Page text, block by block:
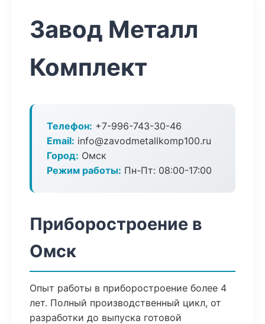
Завод Металл
Комплект
Телефон: +7-996-743-30-46
Email: info@zavodmetallkomp100.ru
Город: Омск
Режим работы: Пн-Пт: 08:00-17:00
Приборостроение в
Омск
Опыт работы в приборостроение более 4
лет. Полный производственный цикл, от
разработки до выпуска готовой